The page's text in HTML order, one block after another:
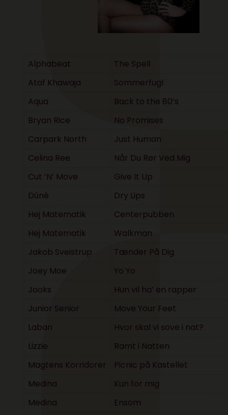
Alphabeat
The Spell
Ataf Khawaja
Sommerfugl
Aqua
Back to the 80’s
Bryan Rice
No Promises
Carpark North
Just Human
Celina Ree
Når Du Rør Ved Mig
Cut ’N’ Move
Give It Up
Dúné
Dry Lips
Hej Matematik
Centerpubben
Hej Matematik
Walkman
Jakob Sveistrup
Tænder På Dig
Joey Moe
Yo Yo
Jooks
Hun vil ha’ en rapper
Junior Senior
Move Your Feet
Laban
Hvor skal vi sove i nat?
Lizzie
Ramt i Natten
Magtens Korridorer
Picnic på Kastellet
Medina
Kun for mig
Medina
Ensom